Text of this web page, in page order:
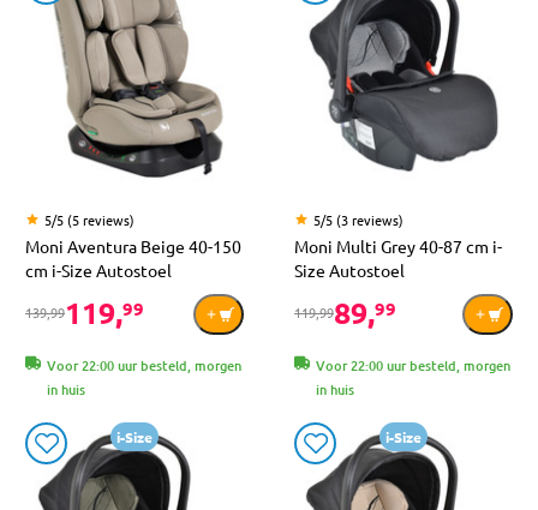
5/5 (5 reviews)
Moni Aventura Beige 40-150
cm i-Size Autostoel
139,99119,99
Voor 22:00 uur besteld, morgen
in huis
5/5 (3 reviews)
Moni Multi Grey 40-87 cm i-
Size Autostoel
119,9989,99
Voor 22:00 uur besteld, morgen
in huis
i-Size i-Size